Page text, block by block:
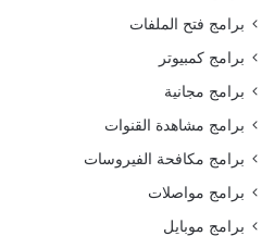
برامج فتح الملفات
برامج كمبيوتر
برامج مجانية
برامج مشاهدة القنوات
برامج مكافحة الفيروسات
برامج مواصلات
برامج موبايل